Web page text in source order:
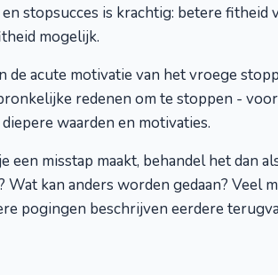
stopsucces is krachtig: betere fitheid
mogelijk.
de acute motivatie van het vroege
redenen om te stoppen -
waarden en motivaties.
een misstap maakt, behandel het dan
kan anders worden gedaan? Veel
pogingen beschrijven eerdere